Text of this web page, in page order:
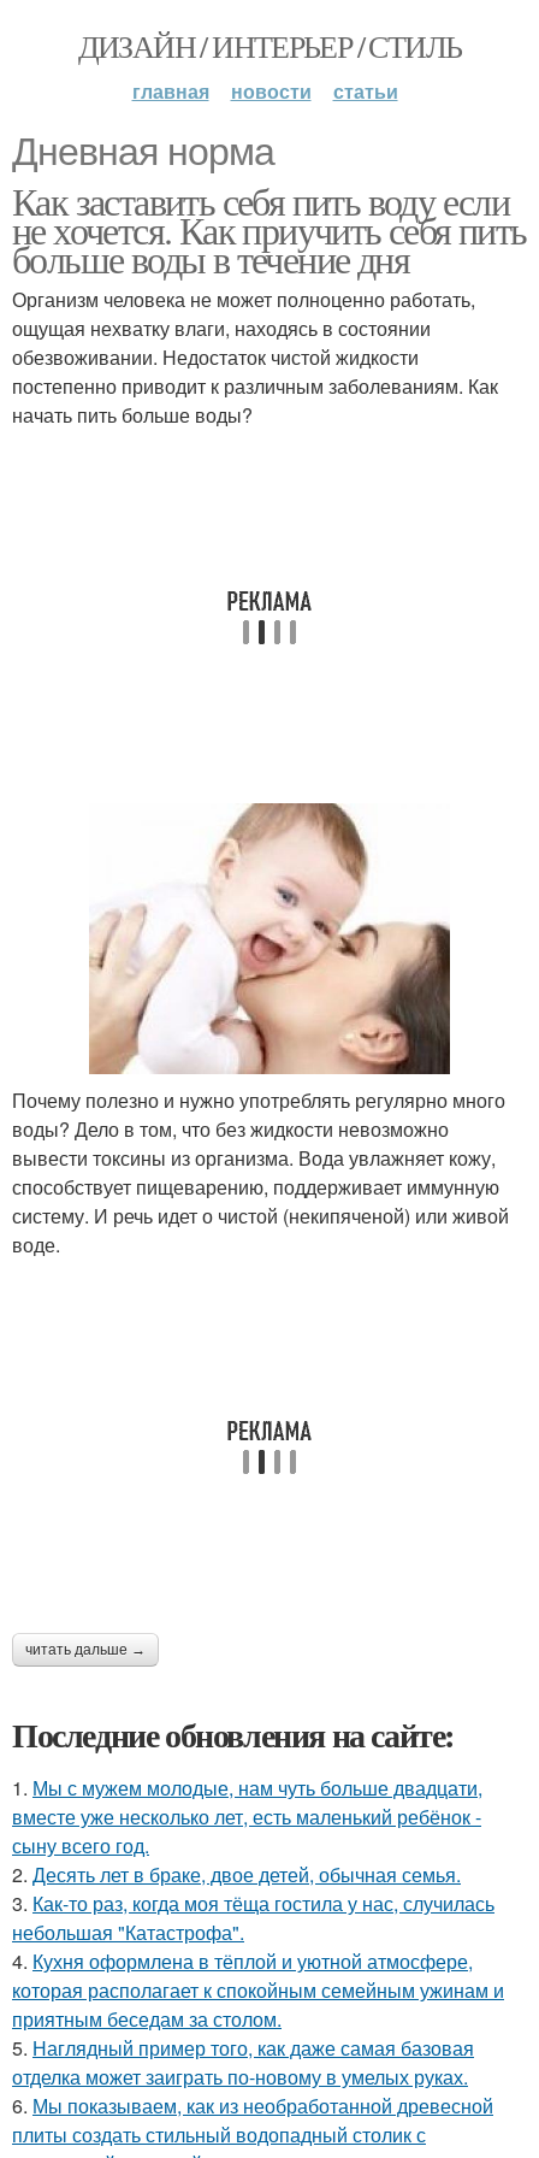
ДИЗАЙН / ИНТЕРЬЕР / СТИЛЬ
главная новости статьи
Дневная норма
Как заставить себя пить воду если
не хочется. Как приучить себя пить
больше воды в течение дня
Организм человека не может полноценно работать,
ощущая нехватку влаги, находясь в состоянии
обезвоживании. Недостаток чистой жидкости
постепенно приводит к различным заболеваниям. Как
начать пить больше воды?
Почему полезно и нужно употреблять регулярно много
воды? Дело в том, что без жидкости невозможно
вывести токсины из организма. Вода увлажняет кожу,
способствует пищеварению, поддерживает иммунную
систему. И речь идет о чистой (некипяченой) или живой
воде.
читать дальше →
Последние обновления на сайте:
1. Мы с мужем молодые, нам чуть больше двадцати,
вместе уже несколько лет, есть маленький ребёнок -
сыну всего год.
2. Десять лет в браке, двое детей, обычная семья.
3. Как-то раз, когда моя тёща гостила у нас, случилась
небольшая "Катастрофа".
4. Кухня оформлена в тёплой и уютной атмосфере,
которая располагает к спокойным семейным ужинам и
приятным беседам за столом.
5. Наглядный пример того, как даже самая базовая
отделка может заиграть по-новому в умелых руках.
6. Мы показываем, как из необработанной древесной
плиты создать стильный водопадный столик с